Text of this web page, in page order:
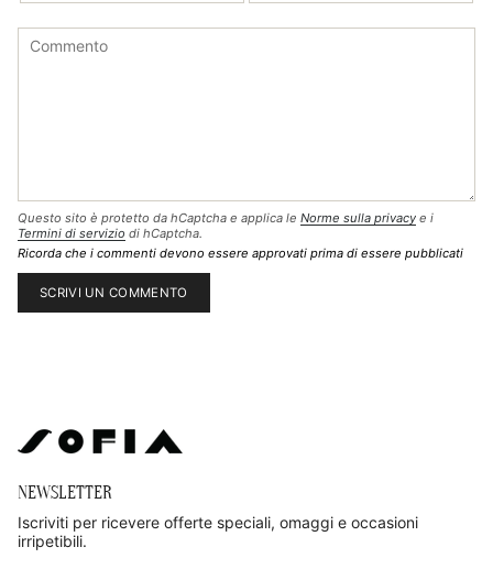
Questo sito è protetto da hCaptcha e applica le Norme sulla privacy e i
Termini di servizio di hCaptcha.
Ricorda che i commenti devono essere approvati prima di essere pubblicati
NEWSLETTER
Iscriviti per ricevere offerte speciali, omaggi e occasioni
irripetibili.